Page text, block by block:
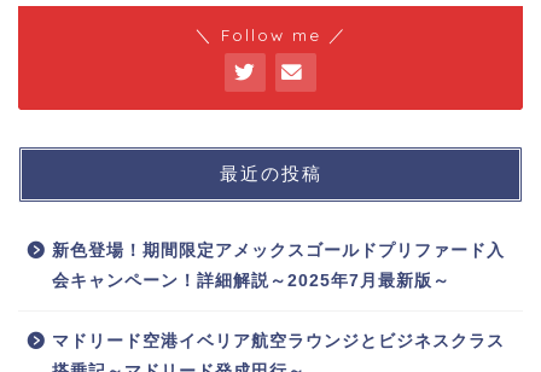
＼ Follow me ／
最近の投稿
新色登場！期間限定アメックスゴールドプリファード入
会キャンペーン！詳細解説～2025年7月最新版～
マドリード空港イベリア航空ラウンジとビジネスクラス